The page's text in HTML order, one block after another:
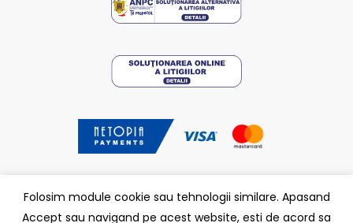
Folosim module cookie sau tehnologii similare. Apasand
Accept sau navigand pe acest website, esti de acord sa